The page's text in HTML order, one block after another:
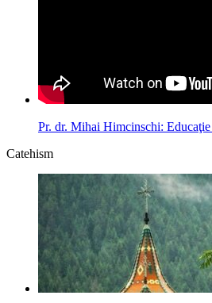
Pr. dr. Mihai Himcinschi:
Catehism